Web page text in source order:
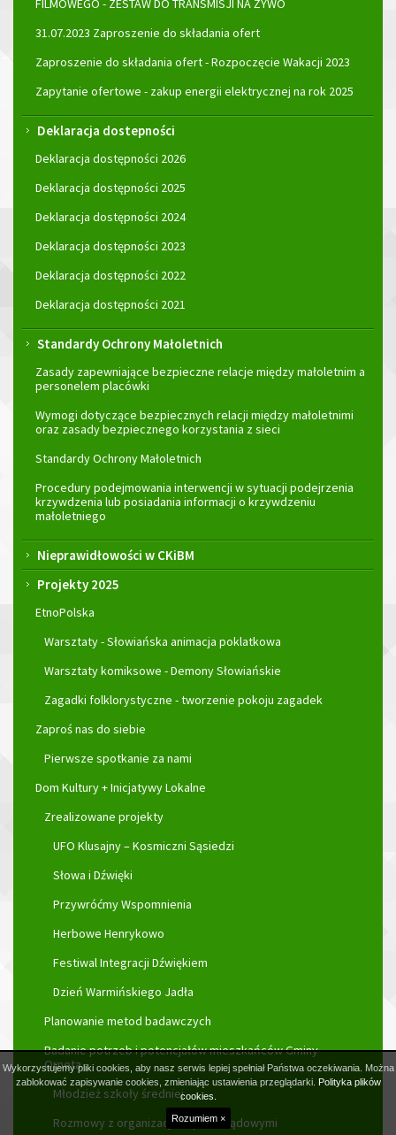
FILMOWEGO - ZESTAW DO TRANSMISJI NA ŻYWO
31.07.2023 Zaproszenie do składania ofert
Zaproszenie do składania ofert - Rozpoczęcie Wakacji 2023
Zapytanie ofertowe - zakup energii elektrycznej na rok 2025
Deklaracja dostepności
Deklaracja dostępności 2026
Deklaracja dostępności 2025
Deklaracja dostępności 2024
Deklaracja dostępności 2023
Deklaracja dostępności 2022
Deklaracja dostępności 2021
Standardy Ochrony Małoletnich
Zasady zapewniające bezpieczne relacje między małoletnim a
personelem placówki
Wymogi dotyczące bezpiecznych relacji między małoletnimi
oraz zasady bezpiecznego korzystania z sieci
Standardy Ochrony Małoletnich
Procedury podejmowania interwencji w sytuacji podejrzenia
krzywdzenia lub posiadania informacji o krzywdzeniu
małoletniego
Nieprawidłowości w CKiBM
Projekty 2025
EtnoPolska
Warsztaty - Słowiańska animacja poklatkowa
Warsztaty komiksowe - Demony Słowiańskie
Zagadki folklorystyczne - tworzenie pokoju zagadek
Zaproś nas do siebie
Pierwsze spotkanie za nami
Dom Kultury + Inicjatywy Lokalne
Zrealizowane projekty
UFO Klusajny – Kosmiczni Sąsiedzi
Słowa i Dźwięki
Przywróćmy Wspomnienia
Herbowe Henrykowo
Festiwal Integracji Dźwiękiem
Dzień Warmińskiego Jadła
Planowanie metod badawczych
Badanie potrzeb i potencjałów mieszkańców Gminy
Orneta
Młodzież szkoły średniej
Rozmowy z organizacjami pozarządowymi
Wykorzystujemy pliki cookies, aby nasz serwis lepiej spełniał Państwa oczekiwania. Można
zablokować zapisywanie cookies, zmieniając ustawienia przeglądarki. Polityka plików
cookies.
Rozumiem ×